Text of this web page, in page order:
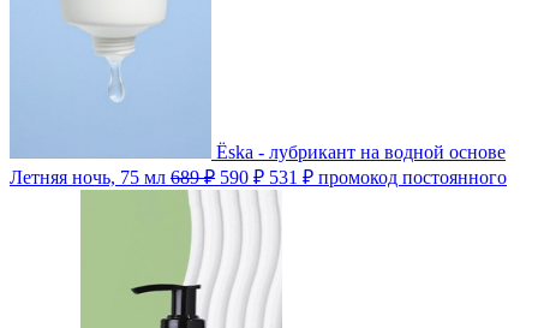
Ёska - лубрикант на водной основе
Летняя ночь, 75 мл 689 ₽ 590 ₽ 531 ₽ промокод постоянного